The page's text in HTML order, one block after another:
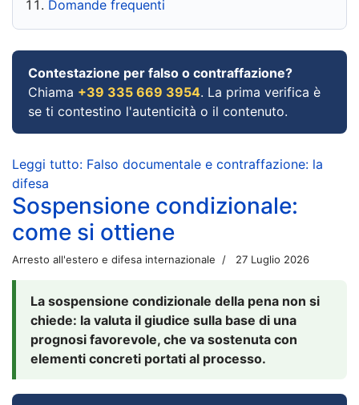
Domande frequenti
Contestazione per falso o contraffazione?
Chiama +39 335 669 3954. La prima verifica è
se ti contestino l'autenticità o il contenuto.
Leggi tutto: Falso documentale e contraffazione: la
difesa
Sospensione condizionale:
come si ottiene
Arresto all'estero e difesa internazionale 27 Luglio 2026
La sospensione condizionale della pena non si
chiede: la valuta il giudice sulla base di una
prognosi favorevole, che va sostenuta con
elementi concreti portati al processo.